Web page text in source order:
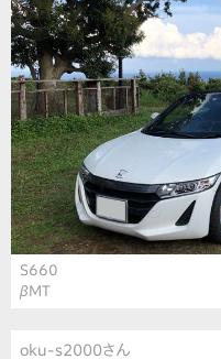
S660
βMT
oku-s2000さん